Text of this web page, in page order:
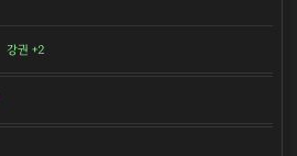
강권 +2